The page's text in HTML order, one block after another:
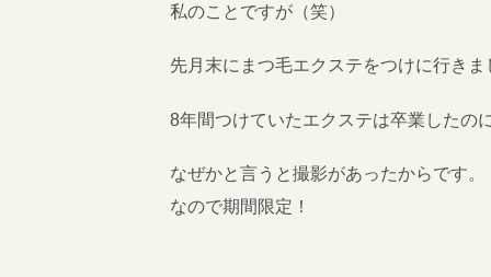
私のことですが（笑）
先月末にまつ毛エクステをつけに行きま
8年間つけていたエクステは卒業したの
なぜかと言うと撮影があったからです。
なので期間限定！